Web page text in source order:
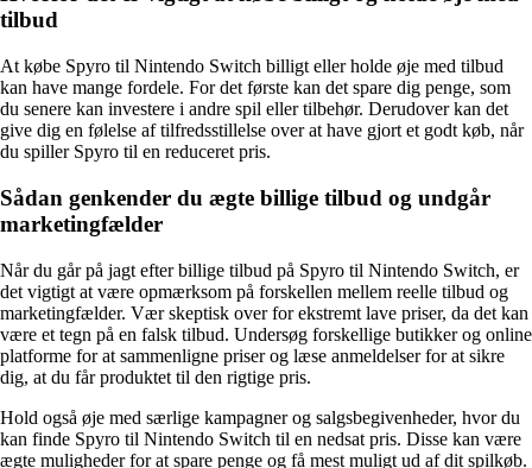
tilbud
At købe Spyro til Nintendo Switch billigt eller holde øje med tilbud
kan have mange fordele. For det første kan det spare dig penge, som
du senere kan investere i andre spil eller tilbehør. Derudover kan det
give dig en følelse af tilfredsstillelse over at have gjort et godt køb, når
du spiller Spyro til en reduceret pris.
Sådan genkender du ægte billige tilbud og undgår
marketingfælder
Når du går på jagt efter billige tilbud på Spyro til Nintendo Switch, er
det vigtigt at være opmærksom på forskellen mellem reelle tilbud og
marketingfælder. Vær skeptisk over for ekstremt lave priser, da det kan
være et tegn på en falsk tilbud. Undersøg forskellige butikker og online
platforme for at sammenligne priser og læse anmeldelser for at sikre
dig, at du får produktet til den rigtige pris.
Hold også øje med særlige kampagner og salgsbegivenheder, hvor du
kan finde Spyro til Nintendo Switch til en nedsat pris. Disse kan være
ægte muligheder for at spare penge og få mest muligt ud af dit spilkøb.